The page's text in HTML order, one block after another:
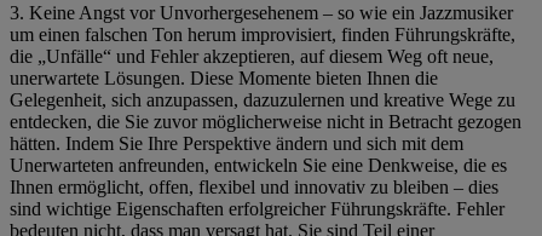
3. Keine Angst vor Unvorhergesehenem – so wie ein Jazzmusiker
um einen falschen Ton herum improvisiert, finden Führungskräfte,
die „Unfälle“ und Fehler akzeptieren, auf diesem Weg oft neue,
unerwartete Lösungen. Diese Momente bieten Ihnen die
Gelegenheit, sich anzupassen, dazuzulernen und kreative Wege zu
entdecken, die Sie zuvor möglicherweise nicht in Betracht gezogen
hätten. Indem Sie Ihre Perspektive ändern und sich mit dem
Unerwarteten anfreunden, entwickeln Sie eine Denkweise, die es
Ihnen ermöglicht, offen, flexibel und innovativ zu bleiben – dies
sind wichtige Eigenschaften erfolgreicher Führungskräfte. Fehler
bedeuten nicht, dass man versagt hat. Sie sind Teil einer